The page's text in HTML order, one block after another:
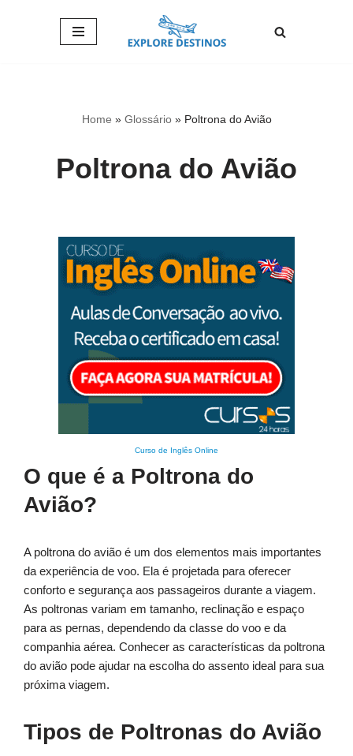
Home » Glossário» Poltrona do Avião
Poltrona do Avião
Curso de Inglês Online
O que é a Poltrona do
Avião?
A poltrona do avião é um dos elementos mais importantes
da experiência de voo. Ela é projetada para oferecer
conforto e segurança aos passageiros durante a viagem.
As poltronas variam em tamanho, reclinação e espaço
para as pernas, dependendo da classe do voo e da
companhia aérea. Conhecer as características da poltrona
do avião pode ajudar na escolha do assento ideal para sua
próxima viagem.
Tipos de Poltronas do Avião